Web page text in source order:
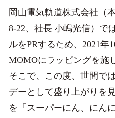
岡山電気軌道株式会社（
8-22、社長 小嶋光信）で
ルをPRするため、2021年
MOMOにラッピングを施
そこで、この度、世間で
デーとして盛り上がりを
を「スーパーにん、にん